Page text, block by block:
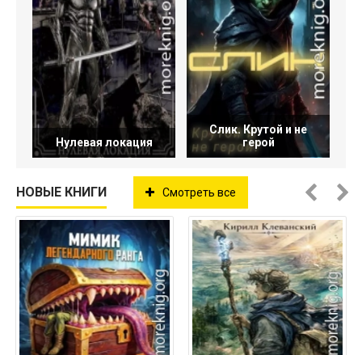
Нулевая локация
Слик. Крутой и не
герой
НОВЫЕ КНИГИ Смотреть все